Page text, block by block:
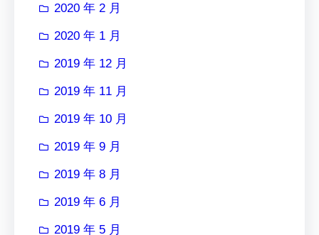
2020 年 2 月
2020 年 1 月
2019 年 12 月
2019 年 11 月
2019 年 10 月
2019 年 9 月
2019 年 8 月
2019 年 6 月
2019 年 5 月